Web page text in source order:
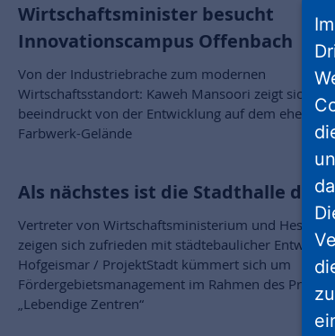
Wirtschaftsminister besucht
Innovationscampus Offenbach
Von der Industriebrache zum modernen
Wirtschaftsstandort: Kaweh Mansoori zeigt sich
beeindruckt von der Entwicklung auf dem
Farbwerk-Gelände
Als nächstes ist die Stadthalle dran
Vertreter von Wirtschaftsministerium und Hessen
zeigen sich zufrieden mit städtebaulicher
Hofgeismar / ProjektStadt kümmert sich um
Fördergebietsmanagement im Rahmen des
„Lebendige Zentren“